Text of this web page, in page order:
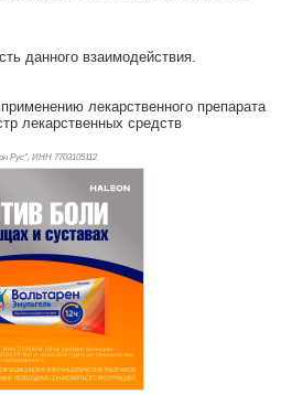
данного взаимодействия.
лекарственного препарата
лекарственных средств
Рус", ИНН 7703105112